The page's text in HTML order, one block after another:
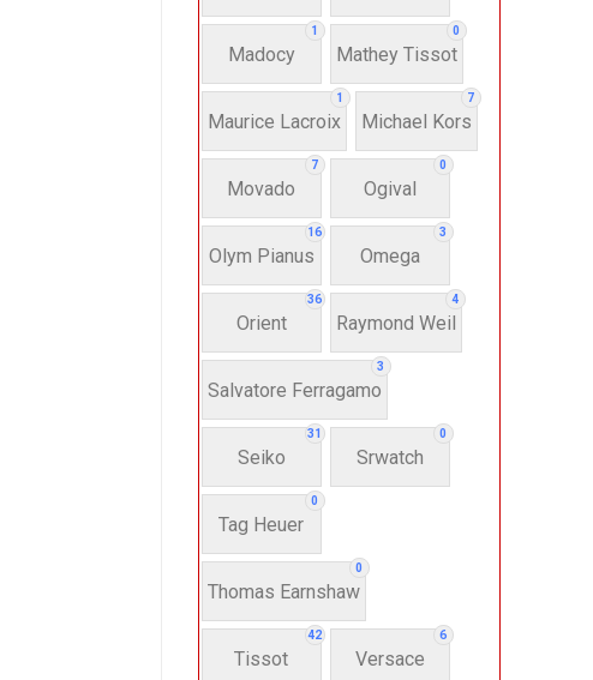
1
Madocy
0
Mathey Tissot
1
Maurice Lacroix
7
Michael Kors
7
Movado
0
Ogival
16
Olym Pianus
3
Omega
36
Orient
4
Raymond Weil
3
Salvatore Ferragamo
31
Seiko
0
Srwatch
0
Tag Heuer
0
Thomas Earnshaw
42
Tissot
6
Versace